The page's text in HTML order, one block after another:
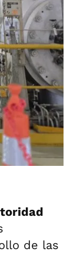
de las